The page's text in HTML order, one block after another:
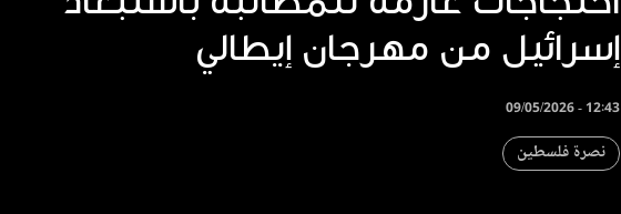
إسرائيل من مهرجان إيطالي
09/05/2026 - 12:43
نصرة فلسطين